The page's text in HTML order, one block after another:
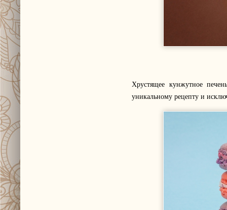
Хрустящее кунжутное
уникальному рецепту и